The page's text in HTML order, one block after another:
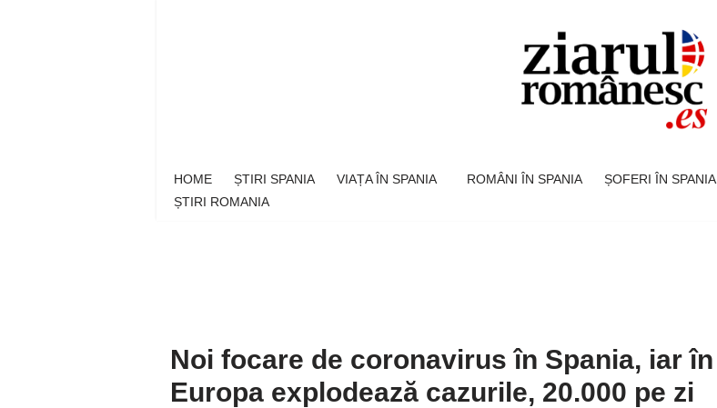
HOME ȘTIRI SPANIA VIAȚA ÎN SPANIA ROMÂNI ÎN SPANIA ȘOFERI ÎN SPANIA
ȘTIRI ROMANIA
Noi focare de coronavirus în Spania, iar în
Europa explodează cazurile, 20.000 pe zi